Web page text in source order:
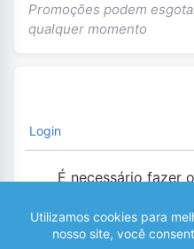
Promoções podem
qualquer momento
Login
É necessário fazer
0 COMENTÁRIOS